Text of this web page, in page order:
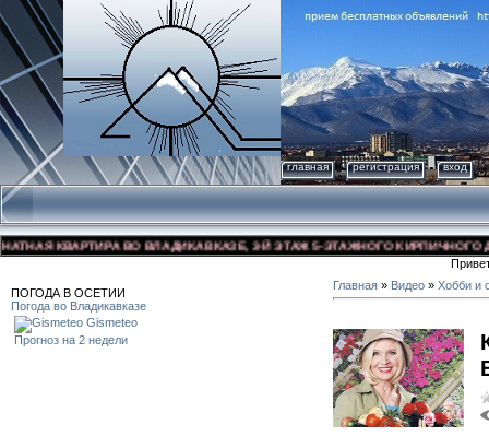
главная регистрация вход
ВО ВЛАДИКАВКАЗЕ, 3-Й ЭТАЖ 5-ЭТАЖНОГО КИРПИЧНОГО ДОМА,
ПОГОДА В ОСЕТИИ
Погода во Владикавказе
Gismeteo
Прогноз на 2 недели
Главная » Видео » Хобби и